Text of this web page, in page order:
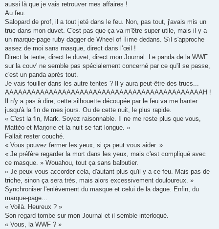
aussi là que je vais retrouver mes affaires !
Au feu.
Salopard de prof, il a tout jeté dans le feu. Non, pas tout, j'avais mis un
truc dans mon duvet. C'est pas que ça va m'être super utile, mais il y a
un marque-page ruby dagger de Wheel of Time dedans. S'il s'approche
assez de moi sans masque, direct dans l’œil !
Direct la tente, direct le duvet, direct mon Journal. Le panda de la WWF
sur la couv' ne semble pas spécialement concerné par ce qu'il se passe,
c'est un panda après tout.
Je vais fouiller dans les autre tentes ? Il y aura peut-être des trucs...
AAAAAAAAAAAAAAAAAAAAAAAAAAAAAAAAAAAAAAAAAAAAAH !
Il n'y a pas à dire, cette silhouette découpée par le feu va me hanter
jusqu'à la fin de mes jours. Ou de cette nuit, le plus rapide.
« C'est la fin, Mark. Soyez raisonnable. Il ne me reste plus que vous,
Mattéo et Marjorie et la nuit se fait longue. »
Fallait rester couché.
« Vous pouvez fermer les yeux, si ça peut vous aider. »
« Je préfère regarder la mort dans les yeux, mais c'est compliqué avec
ce masque. » Wouahou, tout ça sans balbutier.
« Je peux vous accorder cela, d'autant plus qu'il y a ce feu. Mais pas de
triche, sinon ça sera très, mais alors excessivement douloureux. »
Synchroniser l'enlèvement du masque et celui de la dague. Enfin, du
marque-page...
« Voilà. Heureux ? »
Son regard tombe sur mon Journal et il semble interloqué.
« Vous, la WWF ? »